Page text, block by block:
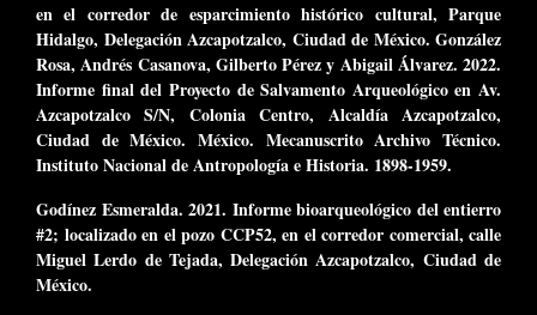
en el corredor de esparcimiento histórico cultural, Parque
Hidalgo, Delegación Azcapotzalco, Ciudad de México. González
Rosa, Andrés Casanova, Gilberto Pérez y Abigail Álvarez. 2022.
Informe final del Proyecto de Salvamento Arqueológico en Av.
Azcapotzalco S/N, Colonia Centro, Alcaldía Azcapotzalco,
Ciudad de México. México. Mecanuscrito Archivo Técnico.
Instituto Nacional de Antropología e Historia. 1898-1959.
Godínez Esmeralda. 2021. Informe bioarqueológico del entierro
#2; localizado en el pozo CCP52, en el corredor comercial, calle
Miguel Lerdo de Tejada, Delegación Azcapotzalco, Ciudad de
México.